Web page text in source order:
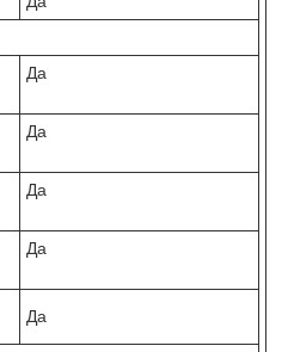
Да
Да
Да
Да
Да